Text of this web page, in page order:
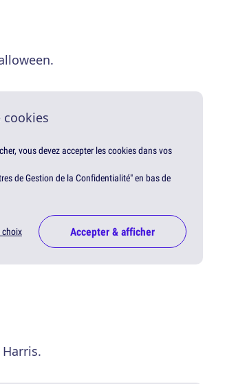
cookies
vous devez accepter les cookies dans vos
de Gestion de la Confidentialité" en bas de
choix Accepter & afficher